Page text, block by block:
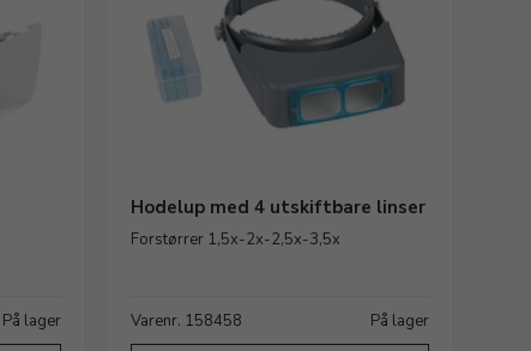
På lager
Hodelup med 4 utskiftbare linser
Forstørrer 1,5x-2x-2,5x-3,5x
Varenr. 158458 På lager